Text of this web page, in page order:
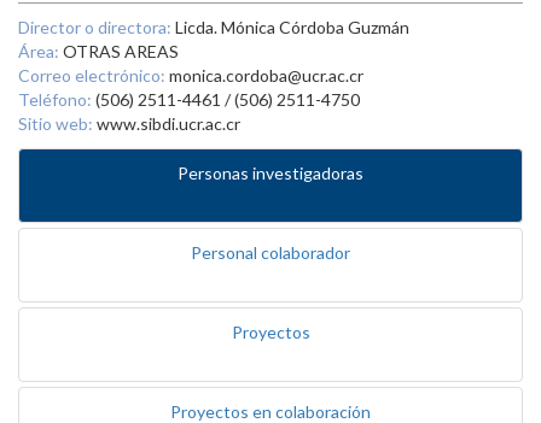
Director o directora: Licda. Mónica Córdoba Guzmán
Área: OTRAS AREAS
Correo electrónico: monica.cordoba@ucr.ac.cr
Teléfono: (506) 2511-4461 / (506) 2511-4750
Sitio web: www.sibdi.ucr.ac.cr
Personas investigadoras
Personal colaborador
Proyectos
Proyectos en colaboración